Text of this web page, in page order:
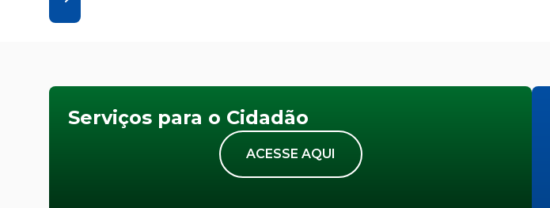
Serviços para o Cidadão
ACESSE AQUI